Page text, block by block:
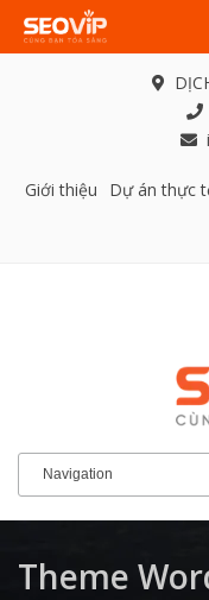
Giới thiệu Dự án thực
Theme